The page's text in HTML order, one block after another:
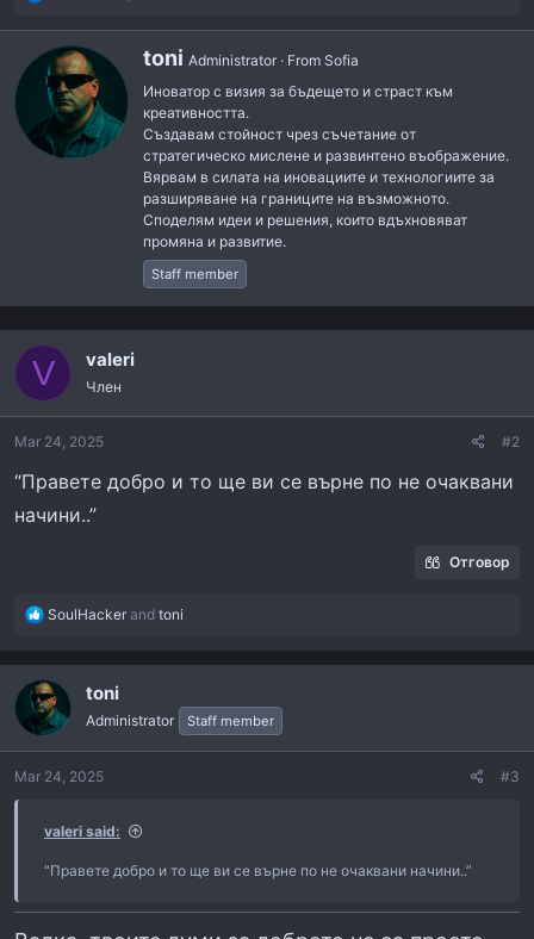
a
c
t
i
o
n
W
i
t
t
e
n
b
y
toni Administrator · From Sofia
Иноватор с визия за бъдещето и страст към
креативността.
Създавам стойност чрез съчетание от
стратегическо мислене и развинтено въображение.
Вярвам в силата на иновациите и технологиите за
разширяване на границите на възможното.
Споделям идеи и решения, които вдъхновяват
промяна и развитие.
Staff member
V valeri
Член
Mar 24, 2025 #2
“Правете добро и то ще ви се върне по не очаквани
начини..”
Отговор
R
c
t
i
s
SoulHacker and toni
toni
Administrator Staff member
Mar 24, 2025 #3
valeri said:
“Правете добро и то ще ви се върне по не очаквани начини..”